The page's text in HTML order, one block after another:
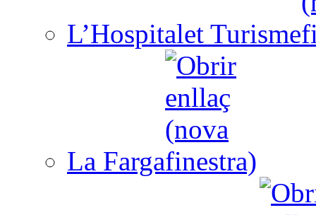
L’Hospitalet Turisme
La Farga